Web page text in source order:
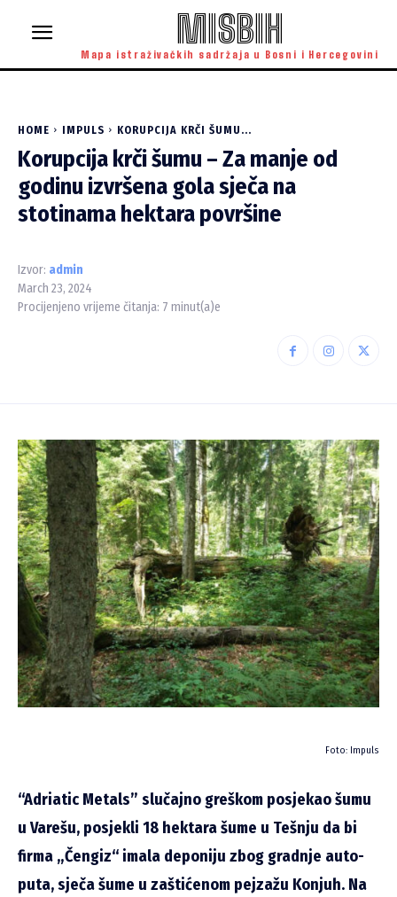
MISBIH
Mapa istraživačkih sadržaja u Bosni i Hercegovini
HOME IMPULS KORUPCIJA KRČI ŠUMU...
Korupcija krči šumu – Za manje od
godinu izvršena gola sječa na
stotinama hektara površine
Izvor: admin
March 23, 2024
Procijenjeno vrijeme čitanja: 7 minut(a)e
Foto: Impuls
“Adriatic Metals” slučajno greškom posjekao šumu
u Varešu, posjekli 18 hektara šume u Tešnju da bi
firma „Čengiz“ imala deponiju zbog gradnje auto-
puta, sječa šume u zaštićenom pejzažu Konjuh. Na